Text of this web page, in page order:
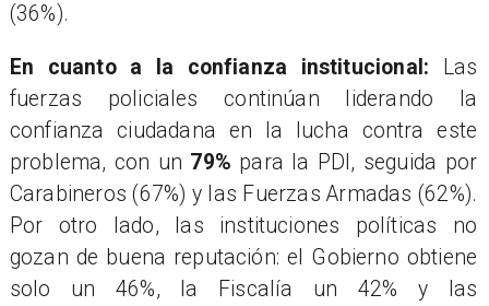
(36%).
En cuanto a la confianza institucional: Las
fuerzas policiales continúan liderando la
confianza ciudadana en la lucha contra este
problema, con un 79% para la PDI, seguida por
Carabineros (67%) y las Fuerzas Armadas (62%).
Por otro lado, las instituciones políticas no
gozan de buena reputación: el Gobierno obtiene
solo un 46%, la Fiscalía un 42% y las